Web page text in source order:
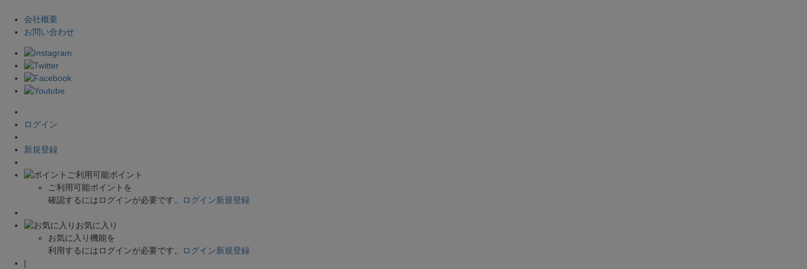
会社概要
お問い合わせ
ログイン
新規登録
ご利用可能ポイント
ご利用可能ポイントを
確認するにはログインが必要です。
ログイン新規登録
お気に入り
お気に入り機能を
利用するにはログインが必要です。
ログイン新規登録
|